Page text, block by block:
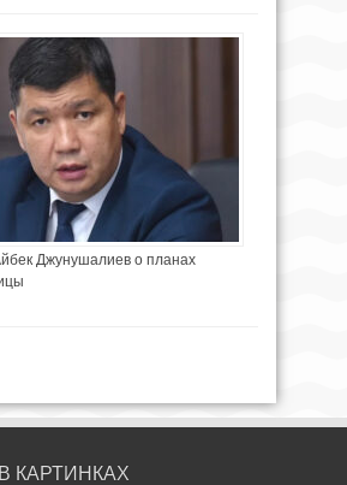
Джунушалиев о планах
КАРТИНКАХ